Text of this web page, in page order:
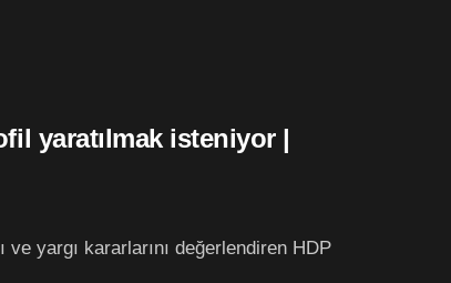
yaratılmak isteniyor |
yargı kararlarını değerlendiren HDP